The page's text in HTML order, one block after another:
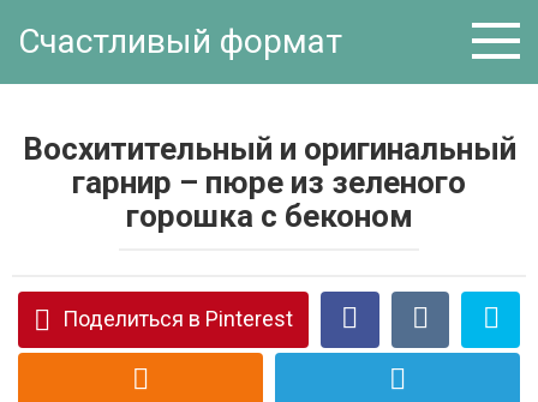
Счастливый формат
Восхитительный и оригинальный
гарнир – пюре из зеленого
горошка с беконом
Поделиться в Pinterest